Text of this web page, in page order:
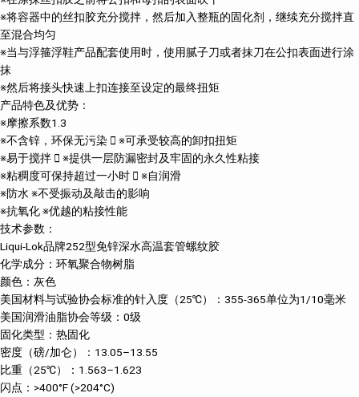
※将容器中的丝扣胶充分搅拌，然后加入整瓶的固化剂，继续充分搅拌直
至混合均匀
※当与浮箍浮鞋产品配套使用时，使用腻子刀或者抹刀在公扣表面进行涂
抹
※然后将接头快速上扣连接至设定的最终扭矩
产品特色及优势：
※摩擦系数1.3
※不含锌，环保无污染  ※可承受较高的卸扣扭矩
※易于搅拌  ※提供一层防漏密封及牢固的永久性粘接
※粘稠度可保持超过一小时  ※自润滑
※防水 ※不受振动及敲击的影响
※抗氧化 ※优越的粘接性能
技术参数：
Liqui-Lok品牌252型免锌深水高温套管螺纹胶
化学成分：环氧聚合物树脂
颜色：灰色
美国材料与试验协会标准的针入度（25℃）：355-365单位为1/10毫米
美国润滑油脂协会等级：0级
固化类型：热固化
密度（磅/加仑）：13.05–13.55
比重（25℃）：1.563–1.623
闪点：>400°F (>204°C)